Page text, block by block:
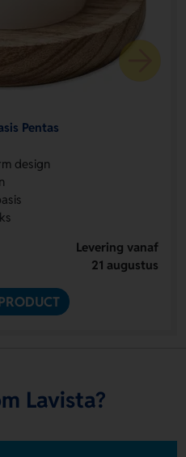
Pentas
design
Levering vanaf
21 augustus
Lavista?